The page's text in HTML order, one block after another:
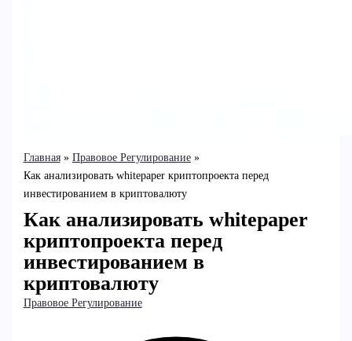
Главная
Правовое Регулирование
Как анализировать whitepaper криптопроекта перед
инвестированием в криптовалюту
Как анализировать whitepaper
криптопроекта перед
инвестированием в
криптовалюту
Правовое Регулирование